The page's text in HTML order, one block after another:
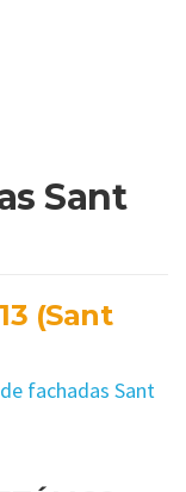
Sant
(Sant
fachadas Sant